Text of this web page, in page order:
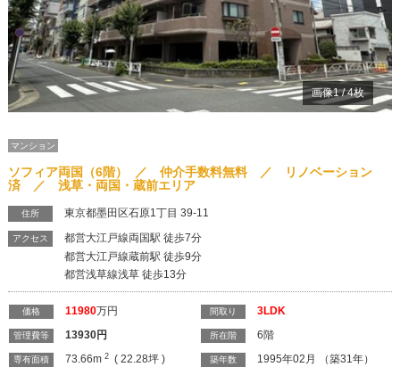
画像1/4枚
マンション
ソフィア両国（6階） ／ 仲介手数料無料 ／ リノベーション
済 ／ 浅草・両国・蔵前エリア
住所 東京都墨田区石原1丁目 39-11
アクセス
都営大江戸線両国駅 徒歩7分
都営大江戸線蔵前駅 徒歩9分
都営浅草線浅草 徒歩13分
価格 11980万円
管理費等 13930円
専有面積 73.66m2 ( 22.28坪 )
間取り 3LDK
所在階 6階
築年数 1995年02月 （築31年）